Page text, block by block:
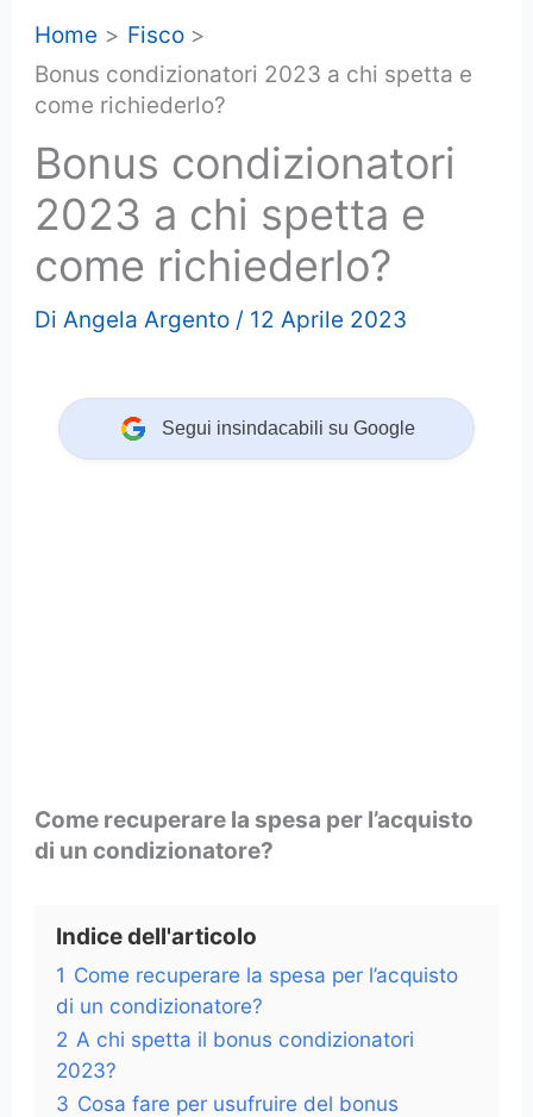
Home
Fisco
Bonus condizionatori 2023 a chi spetta e
come richiederlo?
Bonus condizionatori
2023 a chi spetta e
come richiederlo?
Di Angela Argento / 12 Aprile 2023
Segui insindacabili su Google
Come recuperare la spesa per l’acquisto
di un condizionatore?
Indice dell'articolo
1 Come recuperare la spesa per l’acquisto
di un condizionatore?
2 A chi spetta il bonus condizionatori
2023?
3 Cosa fare per usufruire del bonus